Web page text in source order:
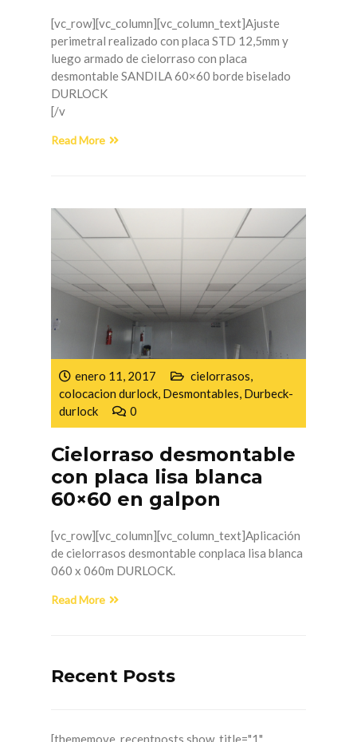
[vc_row][vc_column][vc_column_text]Ajuste
perimetral realizado con placa STD 12,5mm y
luego armado de cielorraso con placa
desmontable SANDILA 60×60 borde biselado
DURLOCK
[/v
Read More
enero 11, 2017 cielorrasos,
colocacion durlock, Desmontables, Durbeck-
durlock
0
Cielorraso desmontable
con placa lisa blanca
60×60 en galpon
[vc_row][vc_column][vc_column_text]Aplicación
de cielorrasos desmontable conplaca lisa blanca
060 x 060m DURLOCK.
Read More
Recent Posts
[thememove_recentposts show_title="1"